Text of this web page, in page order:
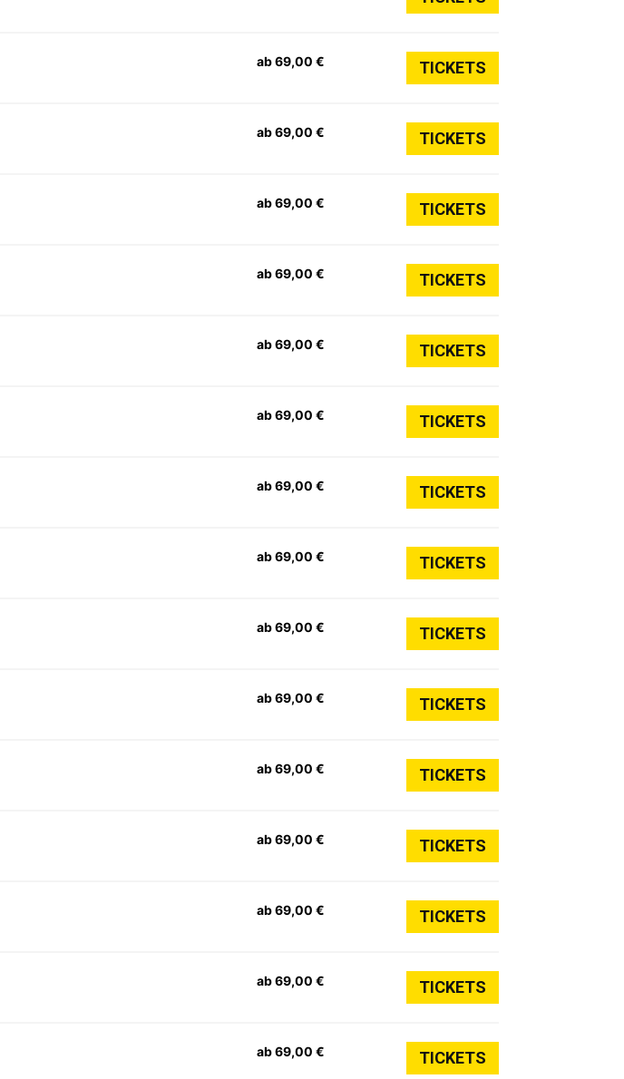
ab 69,00 € TICKETS
ab 69,00 € TICKETS
ab 69,00 € TICKETS
ab 69,00 € TICKETS
ab 69,00 € TICKETS
ab 69,00 € TICKETS
ab 69,00 € TICKETS
ab 69,00 € TICKETS
ab 69,00 € TICKETS
ab 69,00 € TICKETS
ab 69,00 € TICKETS
ab 69,00 € TICKETS
ab 69,00 € TICKETS
ab 69,00 € TICKETS
ab 69,00 € TICKETS